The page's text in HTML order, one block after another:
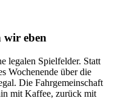
wir eben
legalen Spielfelder. Statt
Wochenende über die
Die Fahrgemeinschaft
mit Kaffee, zurück mit